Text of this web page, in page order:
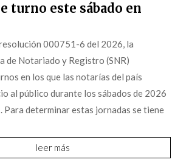
turno este sábado en
000751-6 del 2026, la
de Notariado y Registro (SNR)
en los que las notarías del país
al público durante los sábados de 2026
Para determinar estas jornadas se tiene
leer más